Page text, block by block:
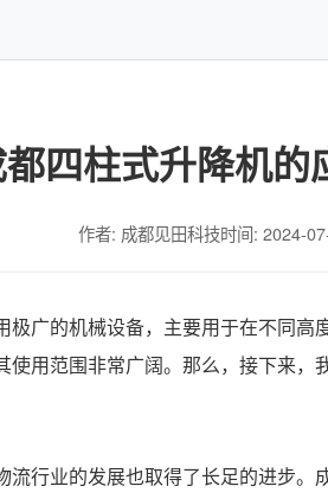
四柱式升降机
作者: 成都见田科技时间: 2024-
极广的机械设备，主要用于在不同
用范围非常广阔。那么，接下来，
流行业的发展也取得了长足的进步